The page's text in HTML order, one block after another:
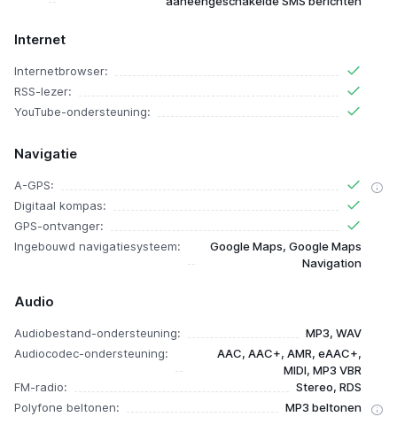
Internet
Internetbrowser:
RSS-lezer:
YouTube-ondersteuning:
Navigatie
A-GPS:
Digitaal kompas:
GPS-ontvanger:
Ingebouwd navigatiesysteem:
Google Maps, Google Maps
Navigation
Audio
Audiobestand-ondersteuning:
MP3, WAV
Audiocodec-ondersteuning:
AAC, AAC+, AMR, eAAC+,
MIDI, MP3 VBR
FM-radio:
Stereo, RDS
Polyfone beltonen:
MP3 beltonen